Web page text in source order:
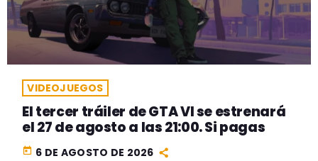
VIDEOJUEGOS
El tercer tráiler de GTA VI se estrenará
el 27 de agosto a las 21:00. Si pagas
today 6 DE AGOSTO DE 2026